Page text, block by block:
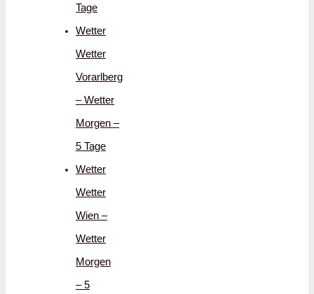
Tage
Wetter
Wetter
Vorarlberg
– Wetter
Morgen –
5 Tage
Wetter
Wetter
Wien –
Wetter
Morgen
– 5